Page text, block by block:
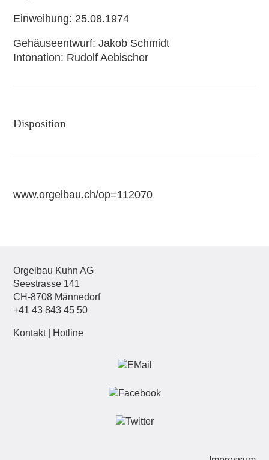
Einweihung 25.08.1974
Gehäuseentwurf Jakob Schmidt
Intonation Rudolf Aebischer
Disposition
www.orgelbau.ch/op=112070
Orgelbau Kuhn AG
Seestrasse 141
CH-8708 Männedorf
+41 43 843 45 50
Kontakt| Hotline